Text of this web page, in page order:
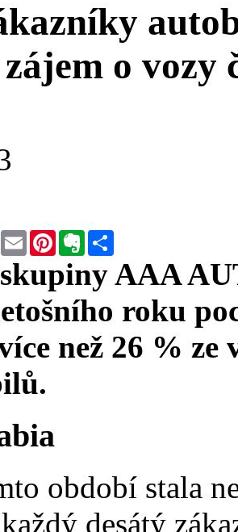
o vozy
Outlook.com
Email PinterestEvernote
AAA
roku
než 26 %
období stala
desátý